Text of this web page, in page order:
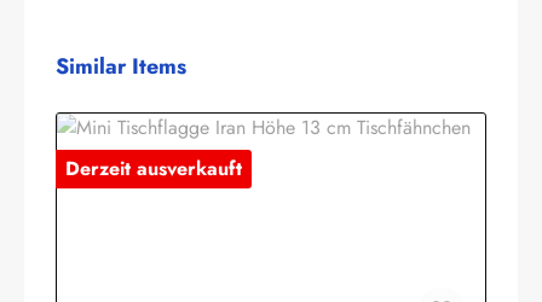
Produktgalerie überspringen
Similar Items
Derzeit ausverkauft